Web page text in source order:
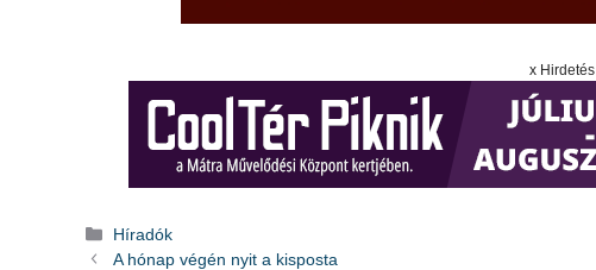
x Hirdetés
Kategória
Híradók
A hónap végén nyit a kisposta